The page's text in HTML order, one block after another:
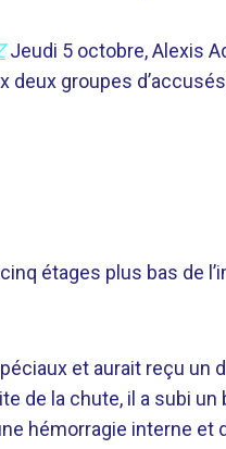
Jeudi 5 octobre, Alexis
deux groupes
étages plus bas de
et aurait reçu un
de la chute, il a subi
hémorragie interne